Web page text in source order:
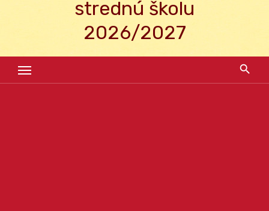
strednú školu
2026/2027